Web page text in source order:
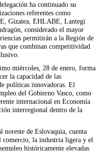
ha continuado su
referentes como
Gizatea, EHLABE, Lantegi
considerado el mayor
permitirán a la Región de
que combinan competitividad
miércoles, 28 de enero, forma
la capacidad de las
políticas innovadoras. El
del Gobierno Vasco, como
internacional en Economía
interregional dentro de la
noreste de Eslovaquia, cuenta
la industria ligera y el
históricamente elevadas